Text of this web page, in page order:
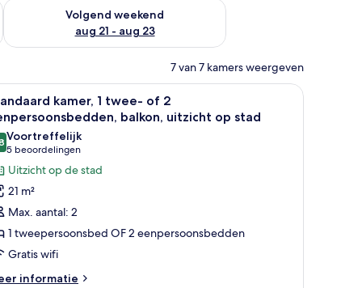
weekend aug 14 - aug 16
Volgend weekend
aug 21 - aug 23
De beschikbaarheid controleren voor volgend weekend aug
7 van 7 kamers weergeven
het raam.hoofdeinde, een groot bed met witte lakens, een klein rond
Een moderne hotelkamer met een groot
9
kamer, 1 twee- of 2
balkon, uitzicht op stad
van 10
Voortreffelijk
5 beoordelingen
(5
beoordelingen)
Uitzicht op de stad
21 m²
Max. aantal: 2
1 tweepersoonsbed OF 2 eenpersoonsbedden
Gratis wifi
informatie